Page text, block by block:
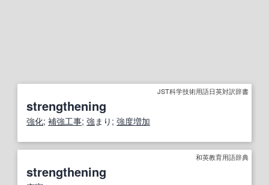
JST科学技術用語日英対訳辞書
strengthening
強化; 補強工事; 強まり; 強度増加
和英教育用語辞典
strengthening